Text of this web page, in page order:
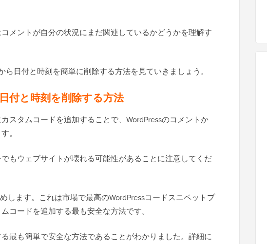
メントが自分の状況にまだ関連しているかどうかを理解す
ら日付と時刻を簡単に削除する方法を見ていきましょう。
付と時刻を削除する方法
スタムコードを追加することで、WordPressのコメントか
。
もウェブサイトが壊れる可能性があることに注意してくだ
します。これは市場で最高のWordPressコードスニペットプ
コードを追加する最も安全な方法です。
最も簡単で安全な方法であることがわかりました。詳細に